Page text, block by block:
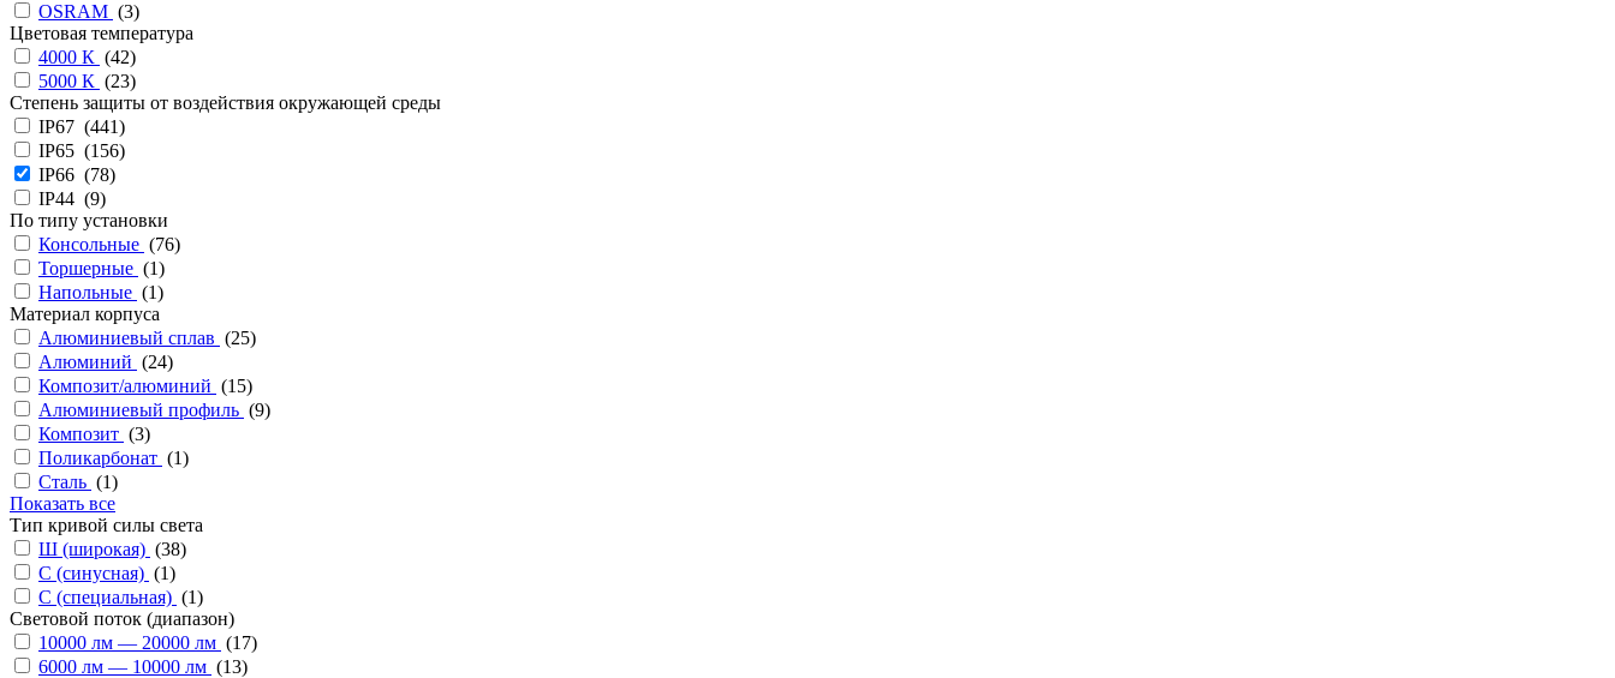
OSRAM (3)
Цветовая температура
4000 К (42)
5000 К (23)
Степень защиты от воздействия окружающей среды
IP67 (441)
IP65 (156)
IP66 (78)
IP44 (9)
По типу установки
Консольные (76)
Торшерные (1)
Напольные (1)
Материал корпуса
Алюминиевый сплав (25)
Алюминий (24)
Композит/алюминий (15)
Алюминиевый профиль (9)
Композит (3)
Поликарбонат (1)
Сталь (1)
Показать все
Тип кривой силы света
Ш (широкая) (38)
С (синусная) (1)
С (специальная) (1)
Cветовой поток (диапазон)
10000 лм — 20000 лм (17)
6000 лм — 10000 лм (13)